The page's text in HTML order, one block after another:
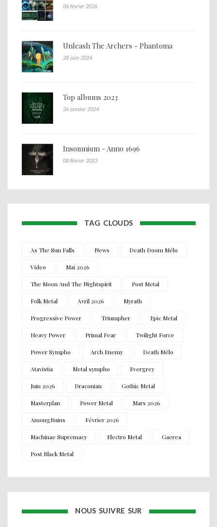
06 février 2026
Unleash The Archers - Phantoma
28 juin 2024
Top albums 2023
26 janvier 2024
Insomnium - Anno 1696
08 février 2023
TAG CLOUDS
As The Sun Falls News Death Doom Mélo
Video Mai 2026
The Moon And The Nightspirit Post Metal
Folk Metal Avril 2026 Myrath
Progressive Power Triumpher Epic Metal
Heavy Power Primal Fear Twilight Force
Power Sympho Arch Enemy Death Mélo
Atavistia Metal sympho Evergrey
Juin 2026 Draconian Gothic Metal
Masterplan Power Metal Mars 2026
AmongRuins Février 2026
Machinae Supremacy Electro Metal Gaerea
Post Black Metal
NOUS SUIVRE SUR